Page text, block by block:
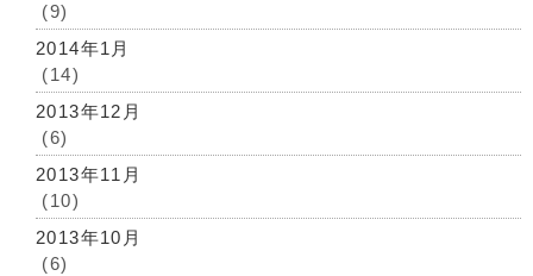
(9)
2014年1月
(14)
2013年12月
(6)
2013年11月
(10)
2013年10月
(6)